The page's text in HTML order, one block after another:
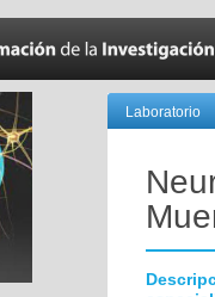
Laboratorio